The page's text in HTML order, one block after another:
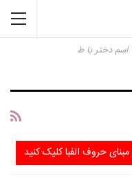
اسم دختر با ط
حروف الفبا کلیک کنید